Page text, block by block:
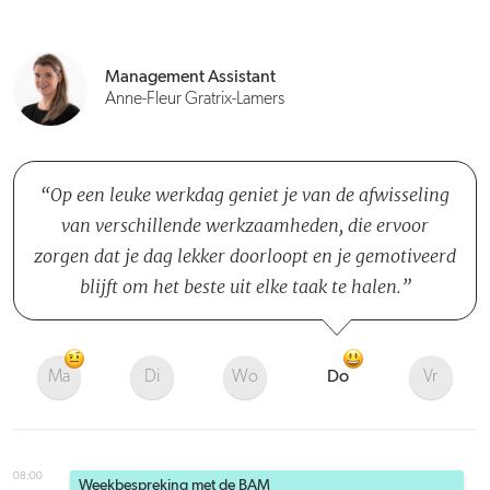
Management Assistant
Anne-Fleur Gratrix-Lamers
Op een leuke werkdag geniet je van de afwisseling
van verschillende werkzaamheden, die ervoor
zorgen dat je dag lekker doorloopt en je gemotiveerd
blijft om het beste uit elke taak te halen.
Ma Di Wo Do Vr
08:00
Weekbespreking met de BAM